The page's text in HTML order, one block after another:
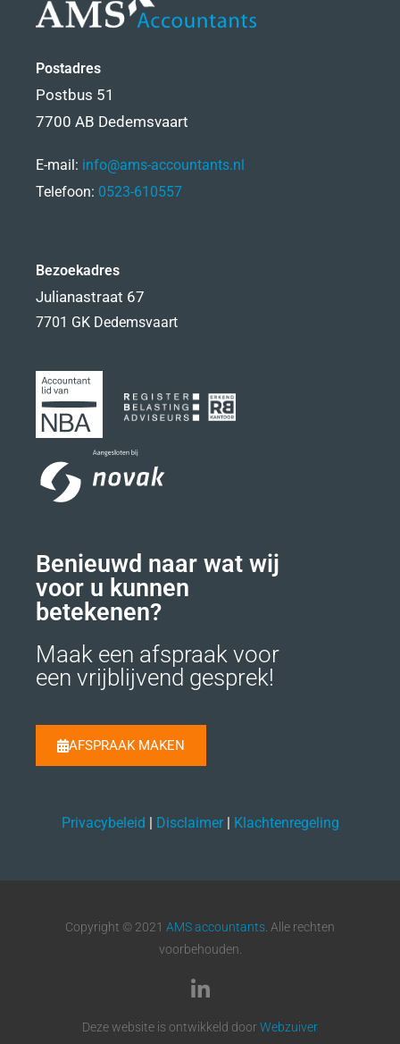
Postadres
Postbus 51
7700 AB Dedemsvaart
E-mail: info@ams-accountants.nl
Telefoon: 0523-610557
Bezoekadres
Julianastraat 67
7701 GK Dedemsvaart
Benieuwd naar wat wij
voor u kunnen
betekenen?
Maak een afspraak voor
een vrijblijvend gesprek!
AFSPRAAK MAKEN
Privacybeleid Disclaimer| Klachtenregeling
Copyright © 2021 AMS accountants. Alle rechten
voorbehouden.
Deze website is ontwikkeld doorWebzuiver